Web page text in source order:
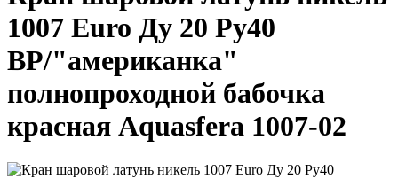
1007 Euro Ду 20 Ру40
ВР/"американка"
полнопроходной бабочка
красная Aquasfera 1007-02